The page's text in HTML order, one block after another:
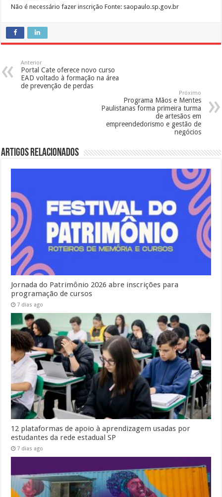
Não é necessário fazer inscrição Fonte: saopaulo.sp.gov.br
Anterior
Portal Cate oferece novo curso
EAD voltado à formação na área
de prevenção de perdas
Próximo
Programa Mãos e Mentes
Paulistanas forma primeira turma
de artesãos em
empreendedorismo e gestão de
negócios
Artigos Relacionados
Jornada do Patrimônio 2026 abre inscrições para
programação de cursos
7 dias ago
12 plataformas de apoio à aprendizagem usadas por
estudantes da rede estadual SP
7 dias ago